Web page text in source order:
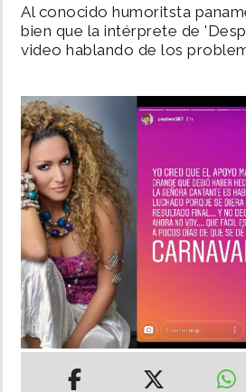
POLÍTICA
DEPORTES
MUNDO
INSÓLITAS
MULTIMEDIA
IMPRESO
Al conocido humoritsta
bien que la intérprete de
video hablando de los